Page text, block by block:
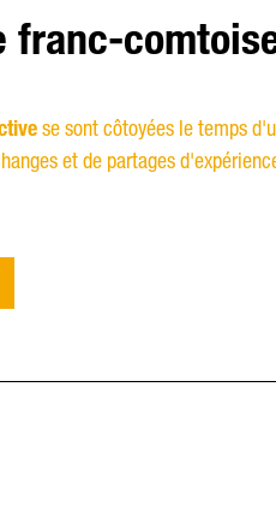
se sont côtoyées le temps
et de partages